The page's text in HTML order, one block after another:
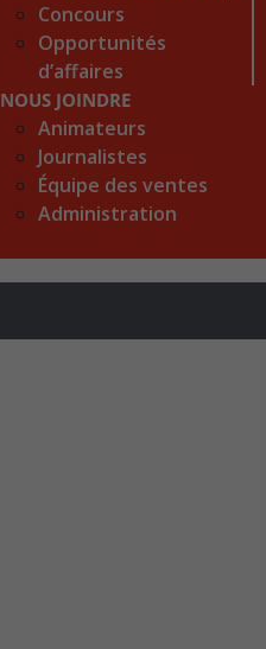
Concours
Opportunités
d’affaires
NOUS JOINDRE
Animateurs
Journalistes
Équipe des ventes
Administration